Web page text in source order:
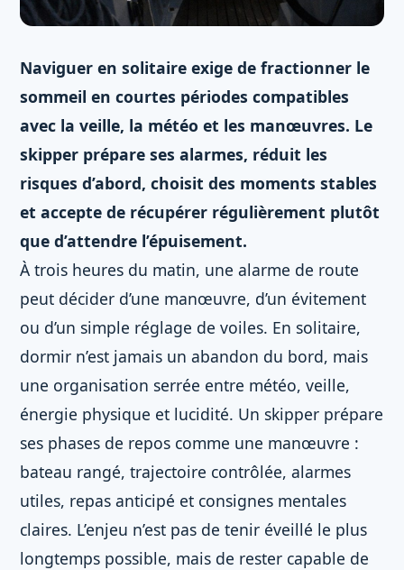
Naviguer en solitaire exige de fractionner le
sommeil en courtes périodes compatibles
avec la veille, la météo et les manœuvres. Le
skipper prépare ses alarmes, réduit les
risques d’abord, choisit des moments stables
et accepte de récupérer régulièrement plutôt
que d’attendre l’épuisement.
À trois heures du matin, une alarme de route
peut décider d’une manœuvre, d’un évitement
ou d’un simple réglage de voiles. En solitaire,
dormir n’est jamais un abandon du bord, mais
une organisation serrée entre météo, veille,
énergie physique et lucidité. Un skipper prépare
ses phases de repos comme une manœuvre :
bateau rangé, trajectoire contrôlée, alarmes
utiles, repas anticipé et consignes mentales
claires. L’enjeu n’est pas de tenir éveillé le plus
longtemps possible, mais de rester capable de